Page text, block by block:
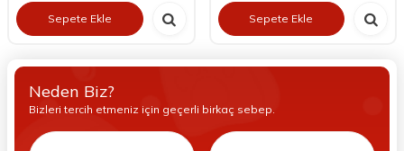
Sepete Ekle Sepete Ekle
Neden Biz?
Bizleri tercih etmeniz için geçerli birkaç sebep.